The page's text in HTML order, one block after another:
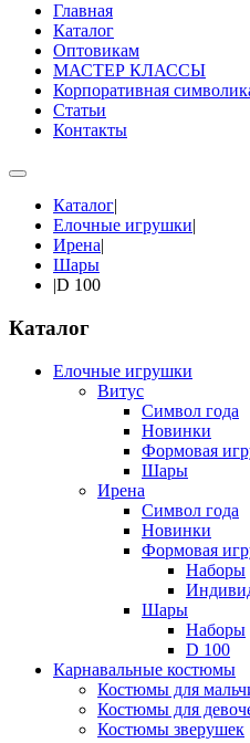
Главная
Каталог
Оптовикам
МАСТЕР КЛАССЫ
Корпоративная
Статьи
Контакты
Каталог|
Елочные игрушки|
Ирена|
Шары
|D 100
Каталог
Елочные игрушки
Витус
Символ года
Новинки
Формовая
Шары
Ирена
Символ года
Новинки
Формовая
Наборы
Шары
Наборы
D 100
Карнавальные костюмы
Костюмы для
Костюмы для
Костюмы зверушек